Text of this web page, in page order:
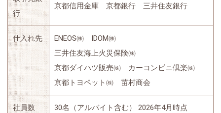
行
京都信用金庫 京都銀行 三井住友銀行
仕入れ先
ENEOS㈱ IDOM㈱
三井住友海上火災保険㈱
京都ダイハツ販売㈱ カーコンビニ倶楽㈱
京都トヨペット㈱ 苗村商会
社員数 30名（アルバイト含む） 2026年4月時点